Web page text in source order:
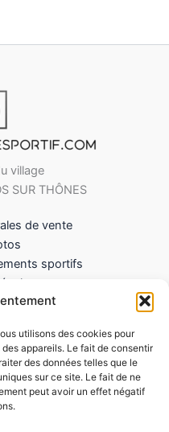
utilisons des cookies pour
appareils. Le fait de consentir
des données telles que le
sur ce site. Le fait de ne
peut avoir un effet négatif
village
SUR THÔNES
de vente
sportifs
(UE)